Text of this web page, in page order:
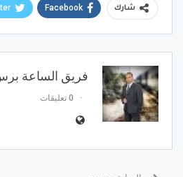
شارك Facebook
فريق الساعة
0 تعليقات